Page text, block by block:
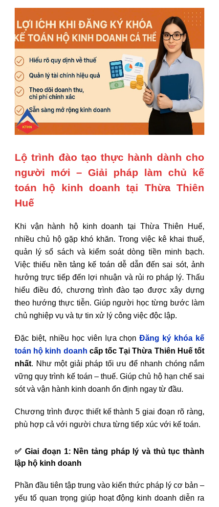
Lộ trình đào tạo thực hành dành cho
người mới – Giải pháp làm chủ kế
toán hộ kinh doanh tại Thừa Thiên
Huế
Khi vận hành hộ kinh doanh tại Thừa Thiên Huế,
nhiều chủ hộ gặp khó khăn. Trong việc kê khai thuế,
quản lý sổ sách và kiểm soát dòng tiền minh bạch.
Việc thiếu nền tảng kế toán dễ dẫn đến sai sót, ảnh
hưởng trực tiếp đến lợi nhuận và rủi ro pháp lý. Thấu
hiểu điều đó, chương trình đào tạo được xây dựng
theo hướng thực tiễn. Giúp người học từng bước làm
chủ nghiệp vụ và tự tin xử lý công việc độc lập.
Đặc biệt, nhiều học viên lựa chọnĐăng ký khóa kế
toán hộ kinh doanh cấp tốc Tại Thừa Thiên Huế tốt
nhất. Như một giải pháp tối ưu để nhanh chóng nắm
vững quy trình kế toán – thuế. Giúp chủ hộ hạn chế sai
sót và vận hành kinh doanh ổn định ngay từ đầu.
Chương trình được thiết kế thành 5 giai đoạn rõ ràng,
phù hợp cả với người chưa từng tiếp xúc với kế toán.
✅ Giai đoạn 1: Nền tảng pháp lý và thủ tục thành
lập hộ kinh doanh
Phần đầu tiên tập trung vào kiến thức pháp lý cơ bản –
yếu tố quan trọng giúp hoạt động kinh doanh diễn ra